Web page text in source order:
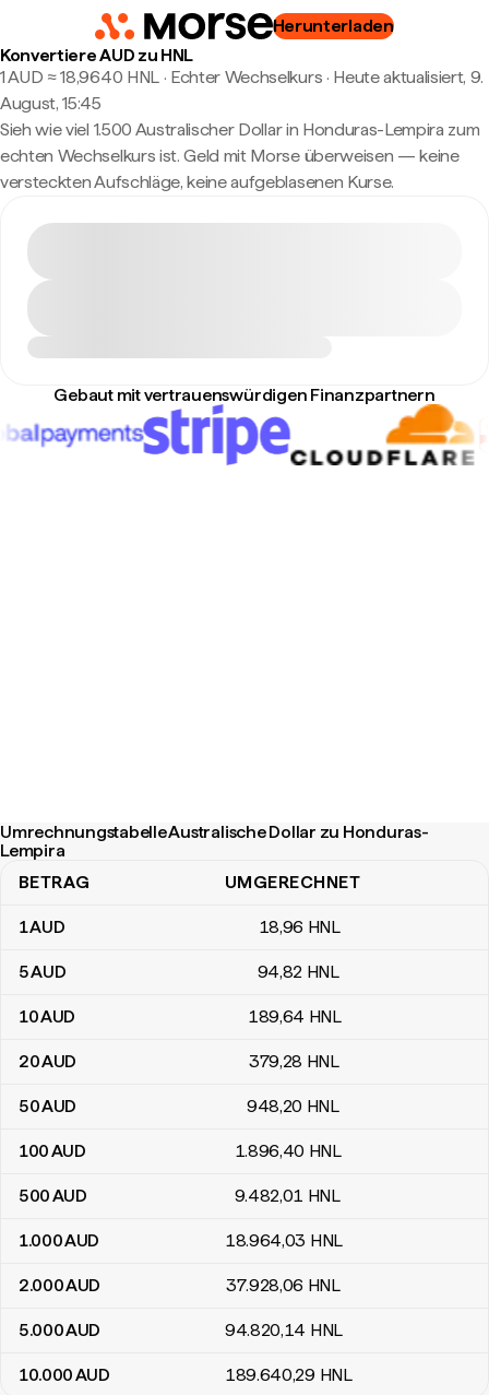
Herunterladen
Konvertiere AUD zu HNL
1 AUD ≈ 18,9640 HNL · Echter Wechselkurs · Heute aktualisiert, 9.
August, 15:45
Sieh wie viel 1.500 Australischer Dollar in Honduras-Lempira zum
echten Wechselkurs ist. Geld mit Morse überweisen — keine
versteckten Aufschläge, keine aufgeblasenen Kurse.
Gebaut mit vertrauenswürdigen Finanzpartnern
Umrechnungstabelle Australische Dollar zu Honduras-
Lempira
Umrechnungstabelle Australische Dollar zu Honduras-Lempira
BETRAG UMGERECHNET
1AUD 18,96 HNL
5AUD 94,82 HNL
10AUD 189,64 HNL
20AUD 379,28 HNL
50AUD 948,20 HNL
100AUD 1.896,40 HNL
500AUD 9.482,01 HNL
1.000AUD 18.964,03 HNL
2.000AUD 37.928,06 HNL
5.000AUD 94.820,14 HNL
10.000AUD 189.640,29 HNL